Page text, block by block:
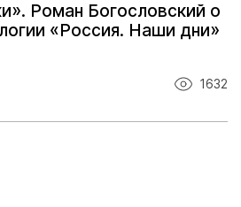
Роман Богословский о
«Россия. Наши дни»
1632